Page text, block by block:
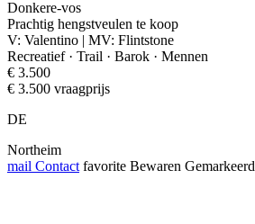
Donkere-vos
Prachtig hengstveulen te koop
V: Valentino | MV: Flintstone
Recreatief · Trail · Barok · Mennen
€ 3.500
€ 3.500 vraagprijs
DE
Northeim
mail Contact favorite Bewaren Gemarkeerd